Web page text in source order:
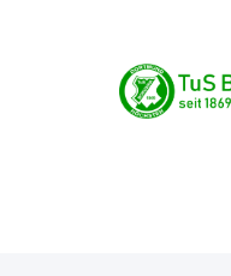
TuS